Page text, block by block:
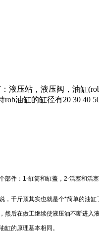
液压站，液压阀，油缸
油缸的缸径有20 30 40
部件：1-缸筒和缸盖，2-活塞和活
，千斤顶其实也就是个*简单的油
然后在做工继续使液压油不断进
缸的原理基本相同。